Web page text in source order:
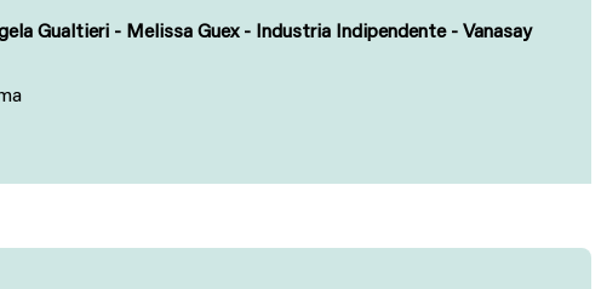
Gualtieri - Melissa Guex - Industria Indipendente - Vanasay